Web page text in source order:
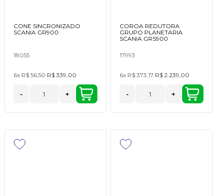
CONE SINCRONIZADO
SCANIA GR900
18055
6x R$ 56,50 R$ 339,00
- +
COROA REDUTORA
GRUPO PLANETARIA
SCANIA GRS900
17993
6x R$ 373,17 R$ 2.239,00
- +